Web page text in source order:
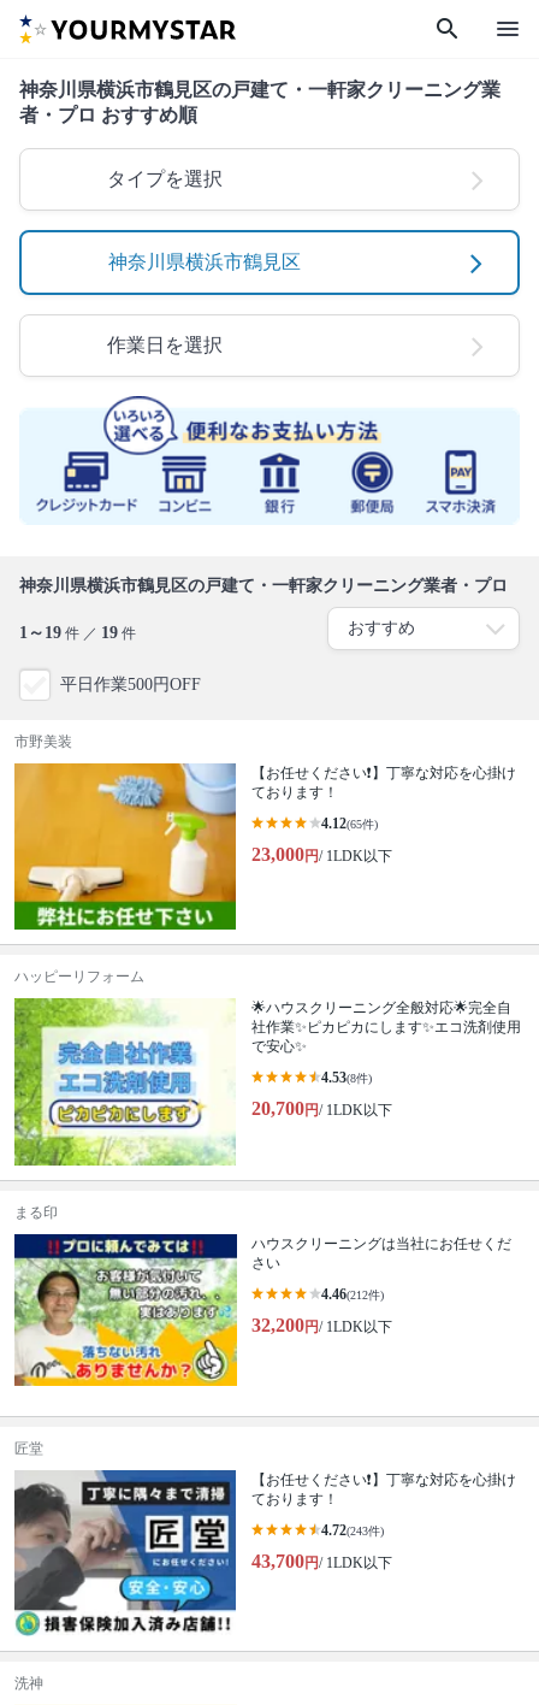
search menu
神奈川県横浜市鶴見区の戸建て・一軒家クリーニング業
者・プロ おすすめ順
タイプを選択
神奈川県横浜市鶴見区
作業日を選択
神奈川県横浜市鶴見区の戸建て・一軒家クリーニング業者・プロ
1～19 件 ／ 19 件
平日作業500円OFF
市野美装
【お任せください❗️】丁寧な対応を心掛け
ております！
4.12(65件)
23,000円/ 1LDK以下
ハッピーリフォーム
🌟ハウスクリーニング全般対応🌟完全自
社作業✨️ピカピカにします✨️エコ洗剤使用
で安心✨
4.53(8件)
20,700円/ 1LDK以下
まる印
ハウスクリーニングは当社にお任せくだ
さい
4.46(212件)
32,200円/ 1LDK以下
匠堂
【お任せください❗️】丁寧な対応を心掛け
ております！
4.72(243件)
43,700円/ 1LDK以下
洗神